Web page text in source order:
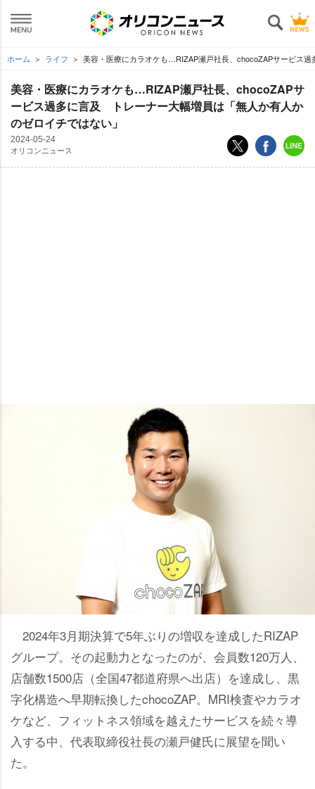
ホーム ライフ 美容・医療にカラオケも…RIZAP瀬戸社長、chocoZAPサービス
美容・医療にカラオケも…RIZAP瀬戸社長、chocoZAPサ
ービス過多に言及 トレーナー大幅増員は「無人か有人か
のゼロイチではない」
2024-05-24
オリコンニュース
2024年3月期決算で5年ぶりの増収を達成したRIZAP
グループ。その起動力となったのが、会員数120万人、
店舗数1500店（全国47都道府県へ出店）を達成し、黒
字化構造へ早期転換したchocoZAP。MRI検査やカラオ
ケなど、フィットネス領域を越えたサービスを続々導
入する中、代表取締役社長の瀬戸健氏に展望を聞い
た。